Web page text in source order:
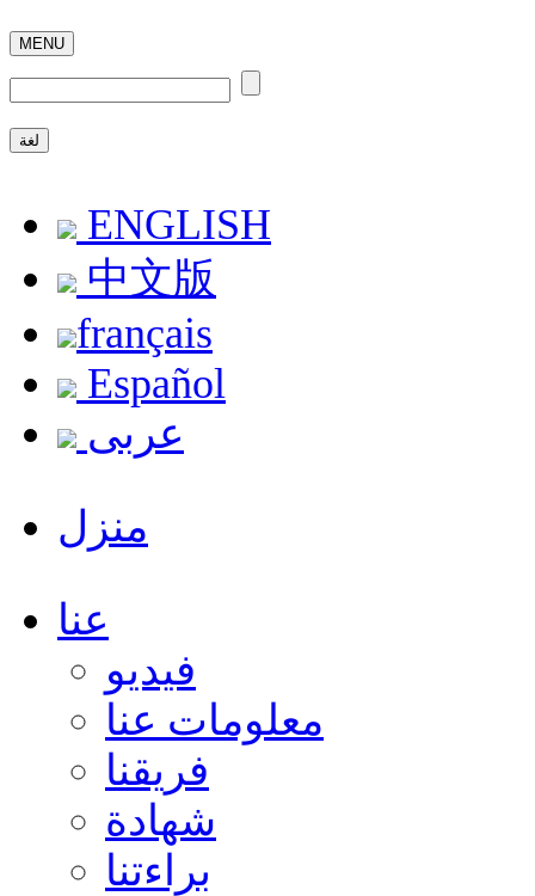
MENU
لغة
ENGLISH
中文版
français
Español
عربى
منزل
عنا
فيديو
معلومات عنا
فريقنا
شهادة
براءتنا